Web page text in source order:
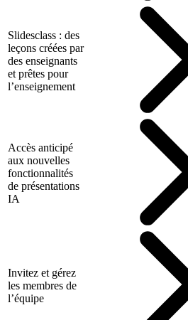
Slidesclass : des
leçons créées par
des enseignants
et prêtes pour
l’enseignement
Accès anticipé
aux nouvelles
fonctionnalités
de présentations
IA
Invitez et gérez
les membres de
l’équipe